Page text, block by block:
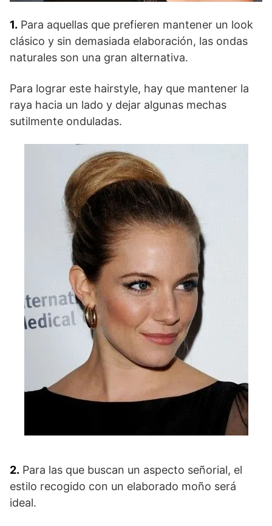
1. Para aquellas que prefieren mantener un look
clásico y sin demasiada elaboración, las ondas
naturales son una gran alternativa.
Para lograr este hairstyle, hay que mantener la
raya hacia un lado y dejar algunas mechas
sutilmente onduladas.
2. Para las que buscan un aspecto señorial, el
estilo recogido con un elaborado moño será
ideal.